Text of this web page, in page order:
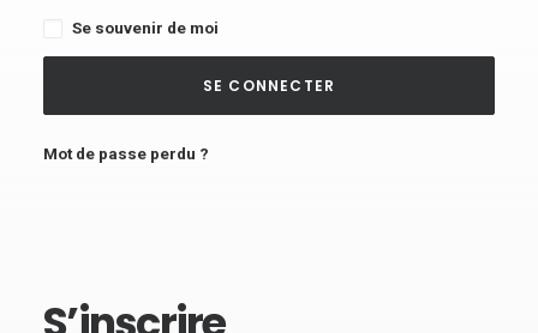
TEESPRING
Se souvenir de moi
SE CONNECTER
Mot de passe perdu ?